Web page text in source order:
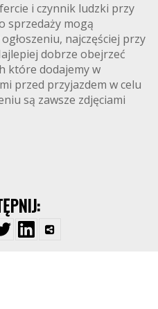
i czynnik ludzki przy
sprzedaży mogą
najczęściej przy
dobrze obejrzeć
które dodajemy w
przed przyjazdem w celu
są zawsze zdjęciami